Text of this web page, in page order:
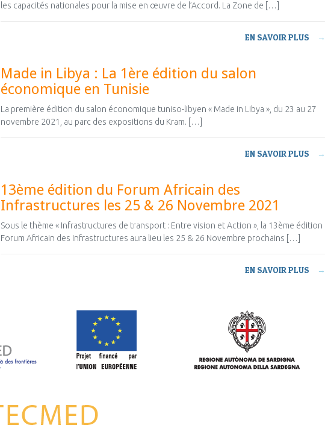
les capacités nationales pour la mise en œuvre de l’Accord. La Zone de […]
EN SAVOIR PLUS →
Made in Libya : La 1ère édition du salon
économique en Tunisie
La première édition du salon économique tuniso-libyen « Made in Libya », du 23 au 27
novembre 2021, au parc des expositions du Kram. […]
EN SAVOIR PLUS →
13ème édition du Forum Africain des
Infrastructures les 25 & 26 Novembre 2021
Sous le thème « Infrastructures de transport : Entre vision et Action », la 13ème édition
Forum Africain des Infrastructures aura lieu les 25 & 26 Novembre prochains […]
EN SAVOIR PLUS →